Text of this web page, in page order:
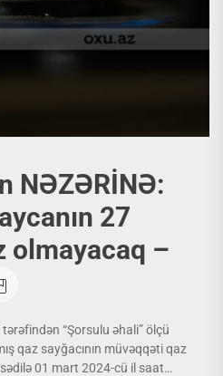
NƏZƏRİNƏ:
27
olmayacaq –
tərəfindən “Şorsulu əhali” ölçü
qaz sayğacının müvəqqəti qaz
01 mart 2024-cü il saat